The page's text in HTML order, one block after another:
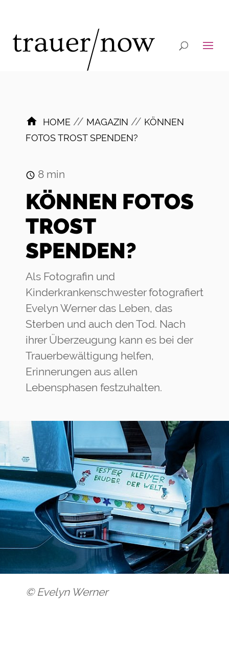
HOME // MAGAZIN // KÖNNEN
FOTOS TROST SPENDEN?
8 min
KÖNNEN FOTOS
TROST
SPENDEN?
Als Fotografin und
Kinderkrankenschwester fotografiert
Evelyn Werner das Leben, das
Sterben und auch den Tod. Nach
ihrer Überzeugung kann es bei der
Trauerbewältigung helfen,
Erinnerungen aus allen
Lebensphasen festzuhalten.
© Evelyn Werner